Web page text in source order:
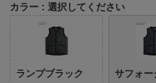
カラー 選択してください
ランプブラック
サフォー